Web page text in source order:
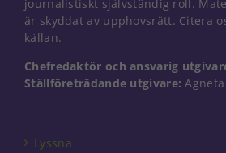
journalistiskt självständig roll.
är skyddat av upphovsrätt. Citera
källan.
Chefredaktör och ansvarig
Ställföreträdande utgivare:
Lyssna